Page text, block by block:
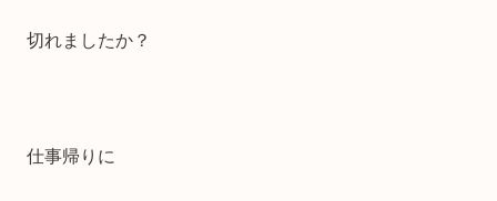
切れましたか？
仕事帰りに